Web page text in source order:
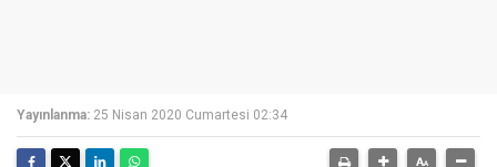
Yayınlanma: 25 Nisan 2020 Cumartesi 02:34